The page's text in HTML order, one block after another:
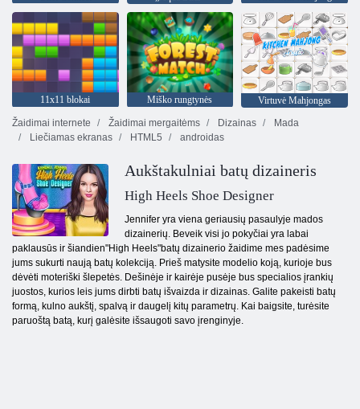
11x11 blokai Miško rungtynės
Virtuvė Mahjongas
Žaidimai internete
Žaidimai mergaitėms Dizainas
Mada
Liečiamas ekranas
HTML5 androidas
Aukštakulniai batų dizaineris
High Heels Shoe Designer
Jennifer yra viena geriausių pasaulyje mados
dizainerių. Beveik visi jo pokyčiai yra labai
paklausūs ir šiandien"High Heels"batų dizainerio žaidime mes padėsime
jums sukurti naują batų kolekciją. Prieš matysite modelio koją, kurioje bus
dėvėti moteriški šlepetės. Dešinėje ir kairėje pusėje bus specialios įrankių
juostos, kurios leis jums dirbti batų išvaizda ir dizainas. Galite pakeisti batų
formą, kulno aukštį, spalvą ir daugelį kitų parametrų. Kai baigsite, turėsite
paruoštą batą, kurį galėsite išsaugoti savo įrenginyje.